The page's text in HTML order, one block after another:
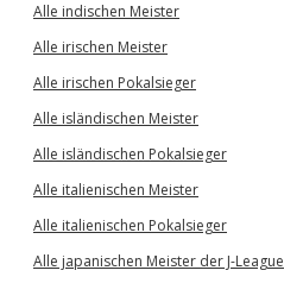
Alle indischen Meister
Alle irischen Meister
Alle irischen Pokalsieger
Alle isländischen Meister
Alle isländischen Pokalsieger
Alle italienischen Meister
Alle italienischen Pokalsieger
Alle japanischen Meister der J-League